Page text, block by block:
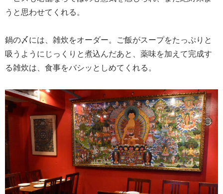
うと思わせてくれる。
鍋の〆には、雑炊をオーダー。ご飯がスープをたっぷりと
吸うようにじっくりと煮込んだあと、薬味を加えて完成す
る雑炊は、食事をバシッとしめてくれる。